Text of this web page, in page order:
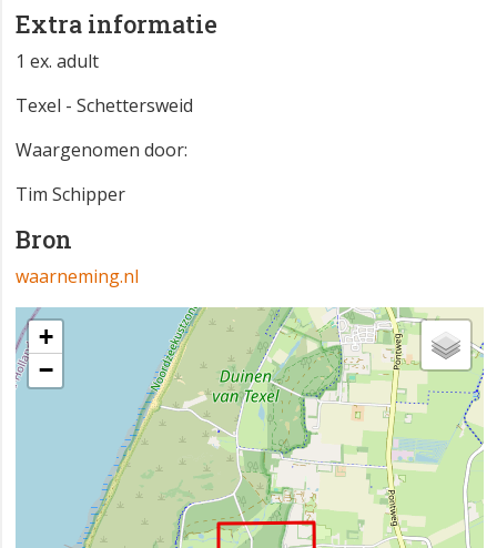
Extra informatie
1 ex. adult
Texel - Schettersweid
Waargenomen door:
Tim Schipper
Bron
waarneming.nl
+
−